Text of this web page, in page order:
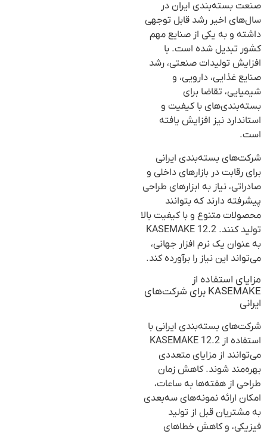
صنعت بسته‌بندی ایران در
سال‌های اخیر رشد قابل توجهی
داشته و به یکی از صنایع مهم
کشور تبدیل شده است. با
افزایش تولیدات صنعتی، رشد
صنایع غذایی، دارویی، و
شیمیایی، تقاضا برای
بسته‌بندی‌های با کیفیت و
استاندارد نیز افزایش یافته
است.
شرکت‌های بسته‌بندی ایرانی
برای رقابت در بازارهای داخلی و
صادراتی، نیاز به ابزارهای طراحی
پیشرفته دارند که بتوانند
محصولات متنوع و با کیفیت بالا
تولید کنند. KASEMAKE 12.2
به عنوان یک نرم افزار جهانی،
می‌تواند این نیاز را برآورده کند.
مزایای استفاده از
KASEMAKE برای شرکت‌های
ایرانی
شرکت‌های بسته‌بندی ایرانی با
استفاده از KASEMAKE 12.2
می‌توانند از مزایای متعددی
بهره‌مند شوند. کاهش زمان
طراحی از هفته‌ها به ساعات،
امکان ارائه نمونه‌های سه‌بعدی
به مشتریان قبل از تولید
فیزیکی، و کاهش خطاهای